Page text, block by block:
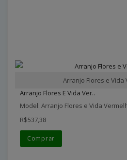
Arranjo Flores e Vida
Arranjo Flores E Vida Ver..
Model: Arranjo Flores e Vida
R$537,38
Comprar